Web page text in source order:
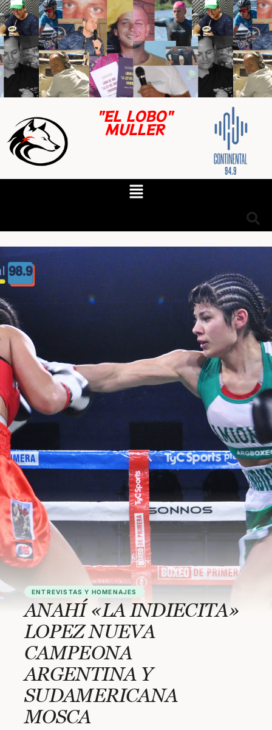
"EL LOBO"
MULLER
ENTREVISTAS Y HOMENAJES
ANAHÍ «LA INDIECITA»
LOPEZ NUEVA
CAMPEONA
ARGENTINA Y
SUDAMERICANA
MOSCA